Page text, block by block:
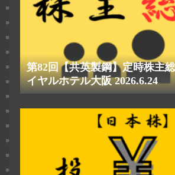
第82回【共英製鋼】定時株主
イヤルホテル大阪 2026.6.24